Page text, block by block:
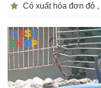
Có xuất hóa đơn đỏ ,